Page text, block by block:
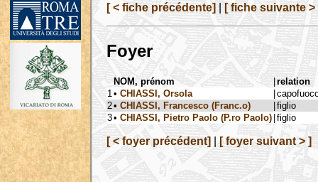
[ < fiche précédente] [ fiche suivante >
Foyer
NOM, prénom |relation
1 • CHIASSI, Orsola |
2• CHIASSI, Francesco (Franc.o) |figlio
3• CHIASSI, Pietro Paolo (P.ro Paolo) |figlio
[ < foyer précédent] [ foyer suivant > ]